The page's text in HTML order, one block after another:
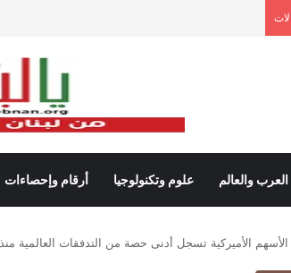
العرب والعالم علوم وتكنولوجيا أرقام وإحصاءات
الأميركية تسجل أدنى حصة من التدفقات العالمية منذ 2020